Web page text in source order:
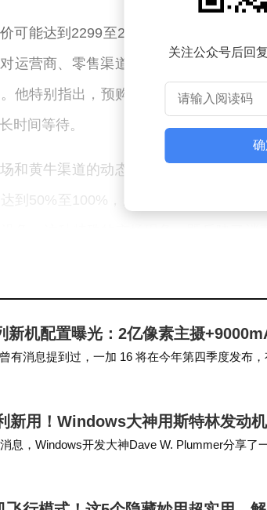
可能达到2299至2499美元（约合人民
运营商、零售渠道及黄牛市场的综合
他特别指出，预购开启后很可能出现“
时间等待。
和黄牛渠道的动态进一步印证了这种
到50%至100%，成为继初代iPhone和
关注公众号后回
新机配置曝光：2亿像素主摄
有消息提到过，一加 16 将在今年第四季度发布
广角镜头也会进行升级。参考来看，前代产品一
新用！Windows大神用斯特林发动
息，Windows开发大神Dave W. Plummer分享
线程撕裂者3970X主板芯片组上，利用废热驱